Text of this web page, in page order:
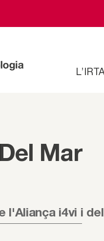
Mar
l'Aliança i4vi i